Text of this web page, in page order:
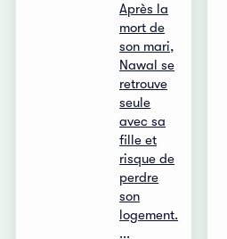
Après la
mort de
son mari,
Nawal se
retrouve
seule
avec sa
fille et
risque de
perdre
son
logement.
...